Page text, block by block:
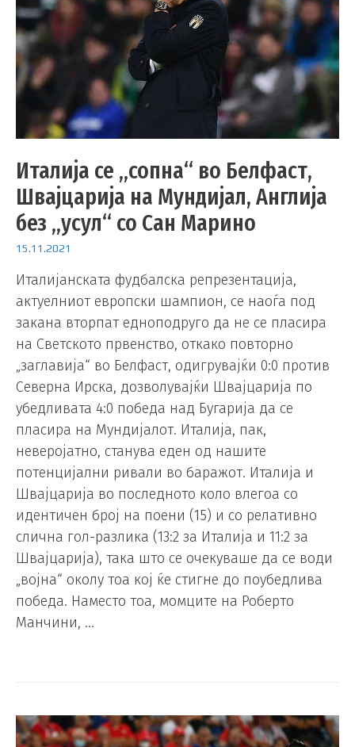
Италија се „сопна“ во Белфаст,
Швајцарија на Мундијал, Англија
без „усул“ со Сан Марино
15.11.2021
Италијанската фудбалска репрезентација,
актуелниот европски шампион, се наоѓа под
закана вторпат едноподруго да не се пласира
на Светското првенство, откако повторно
„заглавија“ во Белфаст, одигрувајќи 0:0 против
Северна Ирска, дозволувајќи Швајцарија по
убедливата 4:0 победа над Бугарија да се
пласира на Мундијалот. Италија, пак,
неверојатно, станува еден од нашите
потенцијални ривали во баражот. Италија и
Швајцарија во последното коло влегоа со
идентичен број на поени (15) и со релативно
слична гол-разлика (13:2 за Италија и 11:2 за
Швајцарија), така што се очекуваше да се води
„војна“ околу тоа кој ќе стигне до поубедлива
победа. Наместо тоа, момците на Роберто
Манчини, …